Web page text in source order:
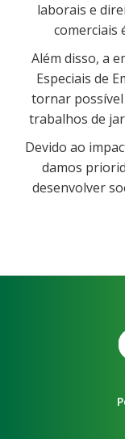
laborais e
comerciais
Além disso, a
Especiais de
tornar possível
trabalhos de
Devido ao
damos
desenvolver